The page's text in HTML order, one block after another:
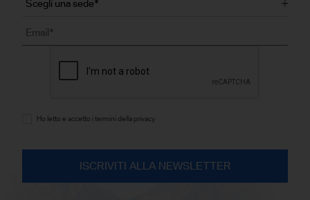
Ho letto e accetto i termini della privacy